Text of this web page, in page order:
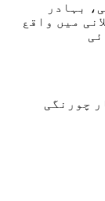
بہادر
میں واقع
چورنگی